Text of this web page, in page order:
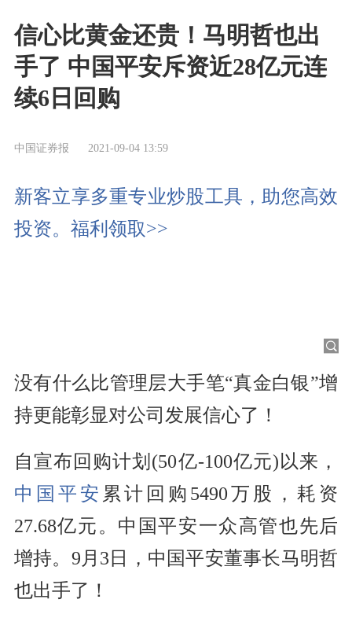
信心比黄金还贵！马明哲也出
手了 中国平安斥资近28亿元连
续6日回购
中国证券报 2021-09-04 13:59
新客立享多重专业炒股工具，助您高效
投资。福利领取>>
没有什么比管理层大手笔“真金白银”增
持更能彰显对公司发展信心了！
自宣布回购计划(50亿-100亿元)以来，
中国平安 累计回购5490万股，耗资
27.68亿元。中国平安一众高管也先后
增持。9月3日，中国平安董事长马明哲
也出手了！